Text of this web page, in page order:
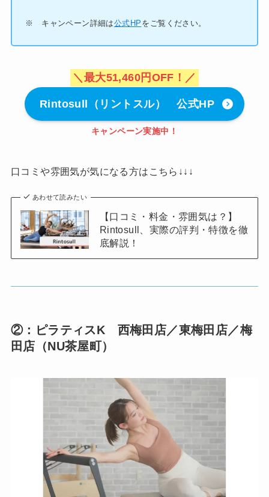
※ キャンペーン詳細は公式HP をご覧ください。
＼最大51,460円OFF！／
Rintosull（リントスル） 公式HP
キャンペーン実施中！
口コミや雰囲気が気になる方はこちら↓↓↓
あわせて読みたい
【口コミ・料金・雰囲気は？】
Rintosull、実際の評判・特徴を徹
底解説！
②：ピラティスK 西梅田店／東梅田店／梅
田店（NU茶屋町）